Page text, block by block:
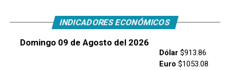
INDICADORES ECONÓMICOS
Domingo 09 de Agosto del 2026
Dólar$913.86
Euro $1053.08